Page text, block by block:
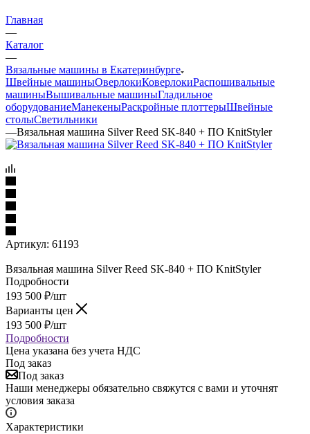
Главная
—
Каталог
—
Вязальные машины в Екатеринбурге
Швейные машиныОверлокиКоверлокиРаспошивальные
машиныВышивальные машиныГладильное
оборудованиеМанекеныРаскройные плоттерыШвейные
столыСветильники
—Вязальная машина Silver Reed SK-840 + ПО KnitStyler
Артикул: 61193
Вязальная машина Silver Reed SK-840 + ПО KnitStyler
Подробности
193 500 ₽/шт
Варианты цен
193 500 ₽/шт
Подробности
Цена указана без учета НДС
Под заказ
Под заказ
Наши менеджеры обязательно свяжутся с вами и уточнят
условия заказа
Характеристики